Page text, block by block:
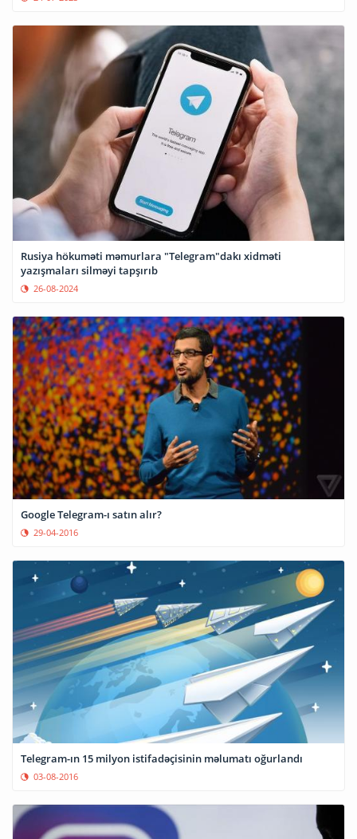
Rusiya hökuməti məmurlara "Telegram"dakı xidməti
yazışmaları silməyi tapşırıb
26-08-2024
Google Telegram-ı satın alır?
29-04-2016
Telegram-ın 15 milyon istifadəçisinin məlumatı oğurlandı
03-08-2016